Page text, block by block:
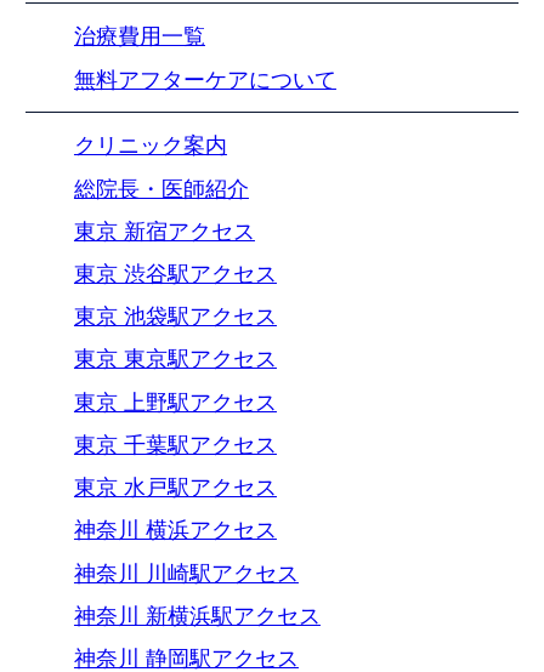
治療費用一覧
無料アフターケアについて
クリニック案内
総院長・医師紹介
東京 新宿アクセス
東京 渋谷駅アクセス
東京 池袋駅アクセス
東京 東京駅アクセス
東京 上野駅アクセス
東京 千葉駅アクセス
東京 水戸駅アクセス
神奈川 横浜アクセス
神奈川 川崎駅アクセス
神奈川 新横浜駅アクセス
神奈川 静岡駅アクセス